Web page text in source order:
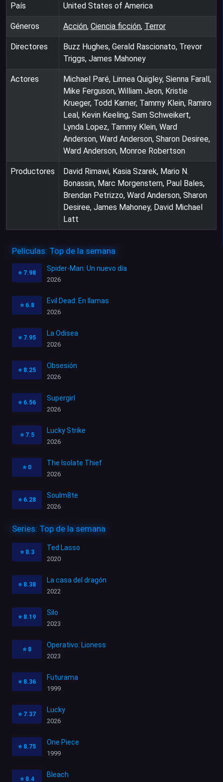
País United States of America
Géneros Acción, Ciencia ficción, Terror
Directores
Buzz Hughes, Gerald Rascionato, Trevor
Triggs, James Mahoney
Actores
Michael Paré, Linnea Quigley, Sienna Farall,
Mike Ferguson, William Jeon, Kristie
Krueger, Todd Karner, Tammy Klein, Ramiro
Leal, Kevin Keeling, Sam Schweikert,
Lynda Lopez, Tammy Klein, Ward
Anderson, Ward Anderson, Sharon Desiree,
Ward Anderson, Monroe Robertson
Productores
David Rimawi, Kasia Szarek, Mario N.
Bonassin, Marc Morgenstern, Paul Bales,
Brendan Petrizzo, Ward Anderson, Sharon
Desiree, James Mahoney, David Michael
Latt
Películas: Top de la semana
⭐ 7.98
Spider-Man: Un nuevo día
2026
⭐ 6.8
Evil Dead: En llamas
2026
⭐ 7.95
La Odisea
2026
⭐ 8.25
Obsesión
2026
⭐ 6.56
Supergirl
2026
⭐ 7.5
Lucky Strike
2026
⭐ 0
The Isolate Thief
2026
⭐ 6.28
Soulm8te
2026
Series: Top de la semana
⭐ 8.3
Ted Lasso
2020
⭐ 8.38
La casa del dragón
2022
⭐ 8.19
Silo
2023
⭐ 8
Operativo: Lioness
2023
⭐ 8.36
Futurama
1999
⭐ 7.37
Lucky
2026
⭐ 8.75
One Piece
1999
⭐ 8.4
Bleach